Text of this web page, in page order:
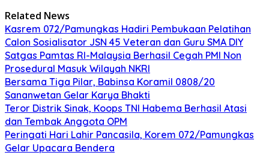
Related News
Kasrem 072/Pamungkas Hadiri Pembukaan Pelatihan
Calon Sosialisator JSN 45 Veteran dan Guru SMA DIY
Satgas Pamtas RI-Malaysia Berhasil Cegah PMI Non
Prosedural Masuk Wilayah NKRI
Bersama Tiga Pilar, Babinsa Koramil 0808/20
Sananwetan Gelar Karya Bhakti
Teror Distrik Sinak, Koops TNI Habema Berhasil Atasi
dan Tembak Anggota OPM
Peringati Hari Lahir Pancasila, Korem 072/Pamungkas
Gelar Upacara Bendera